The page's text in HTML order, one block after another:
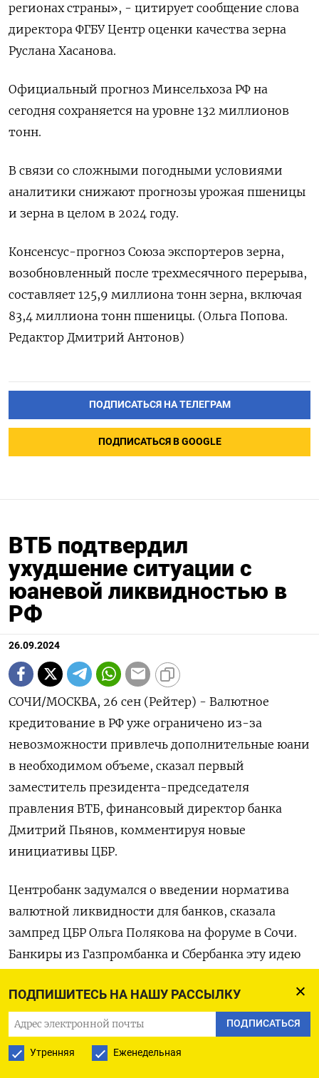
ПОДПИШИТЕСЬ НА НАШУ РАССЫЛКУ
ПОДПИСАТЬСЯ
Утренняя Еженедельная
регионах страны», - цитирует сообщение слова
директора ФГБУ Центр оценки качества зерна
Руслана Хасанова.
Официальный прогноз Минсельхоза РФ на
сегодня сохраняется на уровне 132 миллионов
тонн.
В связи со сложными погодными условиями
аналитики снижают прогнозы урожая пшеницы
и зерна в целом в 2024 году.
Консенсус-прогноз Союза экспортеров зерна,
возобновленный после трехмесячного перерыва,
составляет 125,9 миллиона тонн зерна, включая
83,4 миллиона тонн пшеницы. (Ольга Попова.
Редактор Дмитрий Антонов)
ПОДПИСАТЬСЯ НА ТЕЛЕГРАМ
ПОДПИСАТЬСЯ В GOOGLE
ВТБ подтвердил
ухудшение ситуации с
юаневой ликвидностью в
РФ
26.09.2024
СОЧИ/МОСКВА, 26 сен (Рейтер) - Валютное
кредитование в РФ уже ограничено из-за
невозможности привлечь дополнительные юани
в необходимом объеме, сказал первый
заместитель президента-председателя
правления ВТБ, финансовый директор банка
Дмитрий Пьянов, комментируя новые
инициативы ЦБР.
Центробанк задумался о введении норматива
валютной ликвидности для банков, сказала
зампред ЦБР Ольга Полякова на форуме в Сочи.
Банкиры из Газпромбанка и Сбербанка эту идею
Набиуллина призвала их смириться с
неизбежным регулированием.
«Нужно готовиться, и мы готовимся к тому, что